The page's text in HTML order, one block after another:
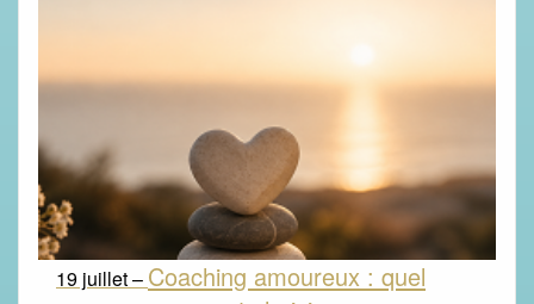
19 juillet – Coaching amoureux : quel